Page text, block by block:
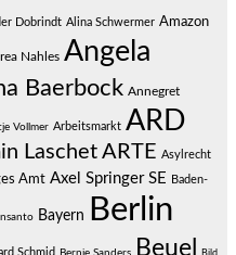
Dobrindt Alina Schwermer Amazon
Nahles Angela
Baerbock Annegret
Vollmer Arbeitsmarkt ARD
Laschet ARTE Asylrecht
Amt Axel Springer SE Baden-
Bayern Berlin
Schmid Beuel